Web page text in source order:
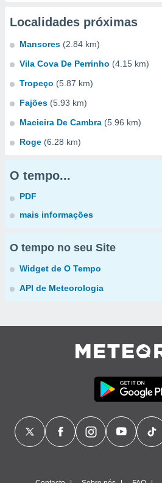
Localidades próximas
Mansores (2.84 km)
Vila Cova De Perrinho (4.15 km)
Tropeço (5.87 km)
Fajões (5.93 km)
Macieira De Cambra (5.96 km)
Roge (6.28 km)
O tempo...
PDF
mais informações
O tempo no seu Site
Widget de O Tempo
API de Meteorologia